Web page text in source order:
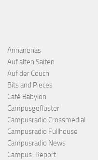
Annanenas
Auf alten Saiten
Auf der Couch
Bits and Pieces
Café Babylon
Campusgeflüster
Campusradio Crossmedial
Campusradio Fullhouse
Campusradio News
Campus-Report